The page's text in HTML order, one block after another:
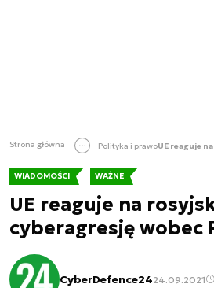
Strona główna Polityka i prawo
WIADOMOŚCI WAŻNE
UE reaguje na
cyberagresję wobec
CyberDefence2424.09.2021